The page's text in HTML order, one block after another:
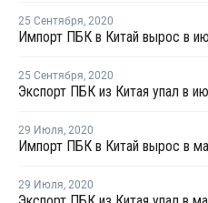
25 Сентября, 2020
Импорт ПБК в Китай вырос в
25 Сентября, 2020
Экспорт ПБК из Китая упал в
29 Июля, 2020
Импорт ПБК в Китай вырос в
29 Июля, 2020